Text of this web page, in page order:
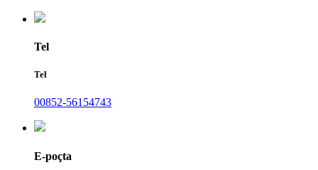
Tel
Tel
00852-56154743
E-poçta